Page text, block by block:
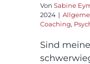
Von Sabine
2024 |
Coaching,
Sind